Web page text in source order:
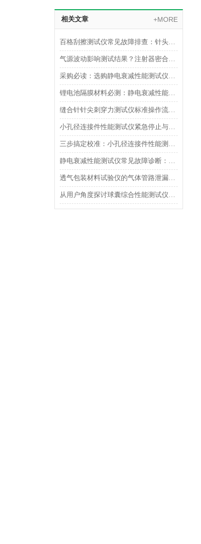
相关文章 +MORE
百格刮擦测试仪常见故障排查：针头磨损与运动轨迹偏移
气源波动影响测试结果？注射器密合性正压测试仪的稳压设计分析
采购必读：选购静电衰减性能测试仪的5个核心参数与避坑指南
锂电池隔膜材料必测：静电衰减性能测试仪的操作难点突破
缝合针针尖刺穿力测试仪标准操作流程（SOP）及实验员培训要点
小孔径连接件性能测试仪紧急停止与异常状态下的安全复位操作
三步搞定校准：小孔径连接件性能测试仪的每日开机自检流程详解
静电衰减性能测试仪常见故障诊断：充电不稳定与电位漂移排查
透气包装材料试验仪的气体管路泄漏防护与废气排放系统详解
从用户角度探讨球囊综合性能测试仪的故障问题